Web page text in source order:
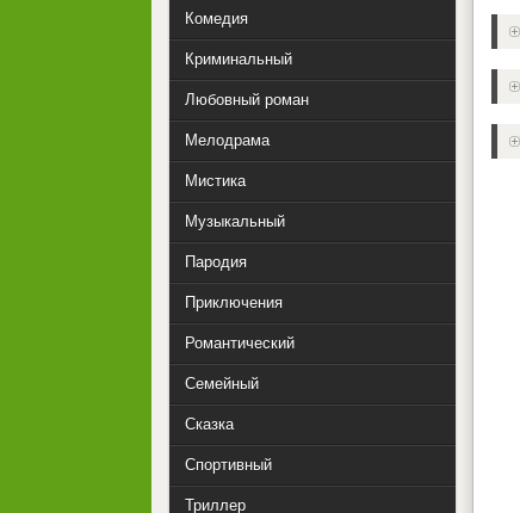
Комедия
Криминальный
Любовный роман
Мелодрама
Мистика
Музыкальный
Пародия
Приключения
Романтический
Семейный
Сказка
Спортивный
Триллер